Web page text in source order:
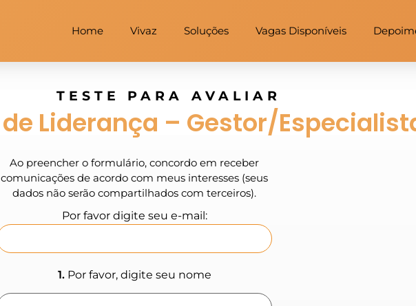
Home Vivaz Soluções Vagas Disponíveis
TESTE PARA AVALIAR
de Liderança – Gestor/
Por favor digite seu e-mail:
1. Por favor, digite seu nome